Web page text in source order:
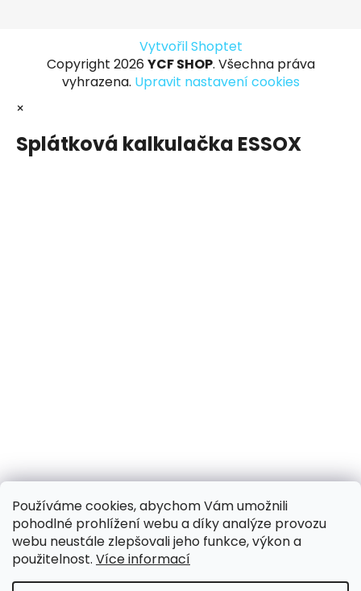
Používáme cookies, abychom Vám umožnili
pohodlné prohlížení webu a díky analýze provozu
webu neustále zlepšovali jeho funkce, výkon a
použitelnost. Více informací
Vytvořil Shoptet
Copyright 2026 YCF SHOP. Všechna práva
vyhrazena. Upravit nastavení cookies
×
Splátková kalkulačka ESSOX